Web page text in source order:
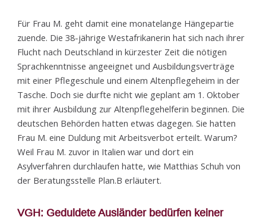
Für Frau M. geht damit eine monatelange Hängepartie
zuende. Die 38-jährige Westafrika­nerin hat sich nach ihrer
Flucht nach Deutschland in kürzester Zeit die nötigen
Sprach­kenntnisse angeeignet und Ausbildungsverträge
mit einer Pflegeschule und einem Alten­pflegeheim in der
Tasche. Doch sie durfte nicht wie geplant am 1. Oktober
mit ihrer Ausbil­dung zur Altenpflegehelferin beginnen. Die
deutschen Behörden hatten etwas dagegen. Sie hatten
Frau M. eine Duldung mit Arbeitsverbot erteilt. Warum?
Weil Frau M. zuvor in Italien war und dort ein
Asylverfahren durchlaufen hatte, wie Matthias Schuh von
der Beratungs­stelle Plan.B erläutert.
VGH: Geduldete Ausländer bedürfen keiner